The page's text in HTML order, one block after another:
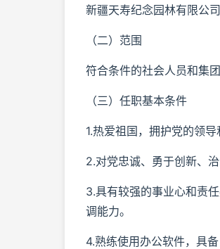
新疆天寿纪念园林有限公司
（二）范围
符合条件的社会人员和集
（三）任职基本条件
1.热爱祖国，拥护党的领
2.对党忠诚、勇于创新、
3.具有较强的事业心和责
调能力。
4.熟练使用办公软件，具